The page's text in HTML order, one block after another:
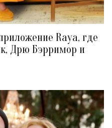
Raya, где
Дрю Бэрримор и